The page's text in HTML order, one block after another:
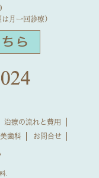
月一回診療）
治療の流れと費用
歯科
お問合せ
.